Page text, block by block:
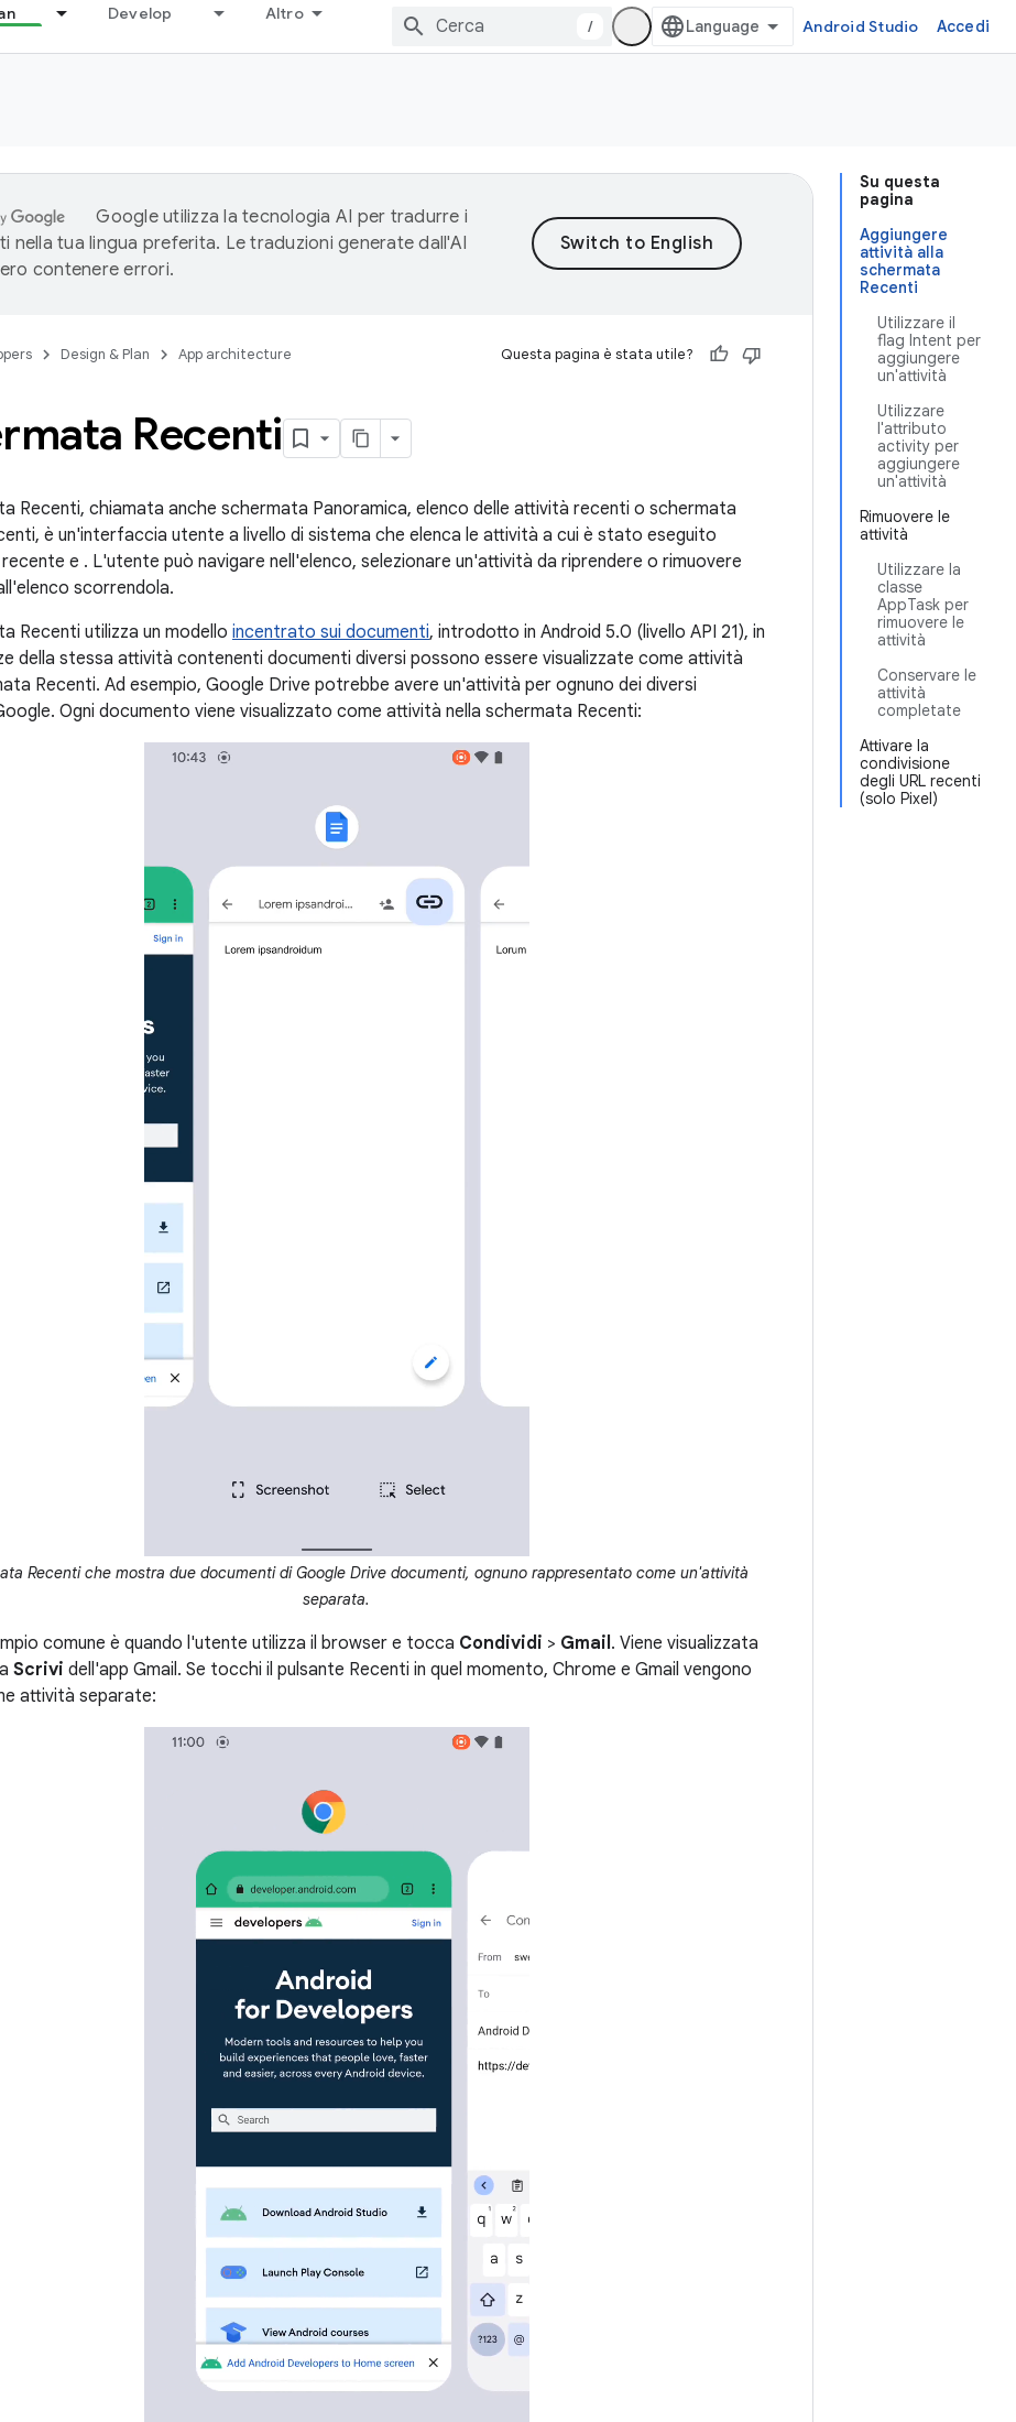
Develop Altro
/ Android Studio Accedi
Su questa
pagina
Aggiungere
attività alla
schermata
Recenti
Utilizzare il
flag Intent per
aggiungere
un'attività
Utilizzare
l'attributo
activity per
aggiungere
un'attività
Rimuovere le
attività
Utilizzare la
classe
AppTask per
rimuovere le
attività
Conservare le
attività
completate
Attivare la
condivisione
degli URL recenti
(solo Pixel)
Google utilizza la tecnologia AI per tradurre i
nella tua lingua preferita. Le traduzioni generate dall'AI
contenere errori.
Design & Plan App architecture Questa pagina è stata utile?
Recenti
Recenti, chiamata anche schermata Panoramica, elenco delle attività recenti o schermata
è un'interfaccia utente a livello di sistema che elenca le attività a cui è stato eseguito
e . L'utente può navigare nell'elenco, selezionare un'attività da riprendere o rimuovere
scorrendola.
Recenti utilizza un modello incentrato sui documenti, introdotto in Android 5.0 (livello API 21), in
della stessa attività contenenti documenti diversi possono essere visualizzate come attività
Recenti. Ad esempio, Google Drive potrebbe avere un'attività per ognuno dei diversi
Ogni documento viene visualizzato come attività nella schermata Recenti:
Recenti che mostra due documenti di Google Drive documenti, ognuno rappresentato come un'attività
separata.
comune è quando l'utente utilizza il browser e tocca Condividi > Gmail . Viene visualizzata
Scrivi dell'app Gmail. Se tocchi il pulsante Recenti in quel momento, Chrome e Gmail vengono
attività separate: